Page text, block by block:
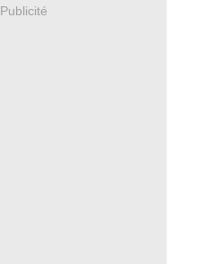
Publicité